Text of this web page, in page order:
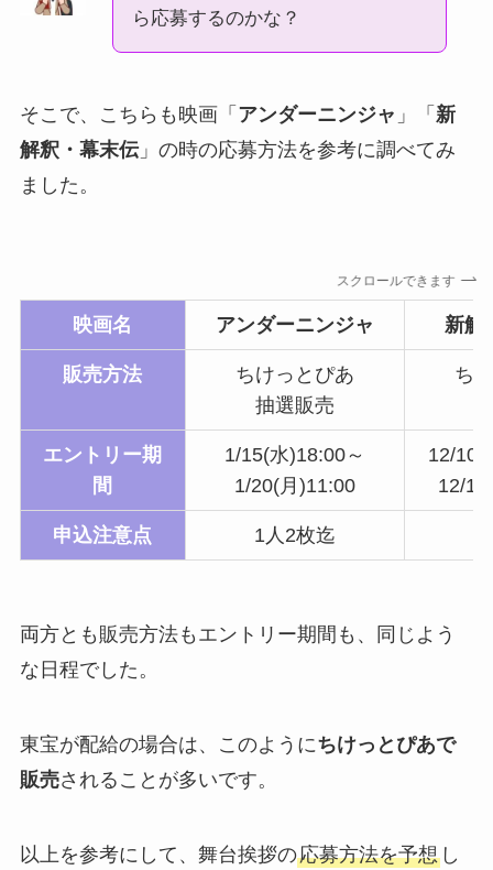
ら応募するのかな？
そこで、こちらも映画「 アンダーニンジャ 」「 新
解釈・幕末伝」の時の応募方法を参考に調べてみ
ました。
スクロールできます
映画名 アンダーニンジャ 新解
販売方法
ちけっとぴあ
抽選販売
ち
エントリー期
間
1/15(水)18:00～
1/20(月)11:00
12/10
12/15
申込注意点 1人2枚迄
両方とも販売方法もエントリー期間も、同じよう
な日程でした。
東宝が配給の場合は、このようにちけっとぴあで
販売されることが多いです。
以上を参考にして、舞台挨拶の応募方法を予想し